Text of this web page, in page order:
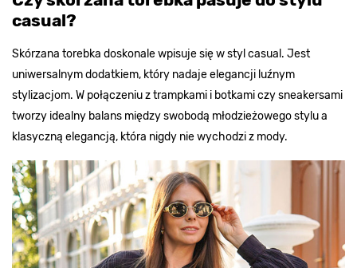
casual?
Skórzana torebka doskonale wpisuje się w styl casual. Jest
uniwersalnym dodatkiem, który nadaje elegancji luźnym
stylizacjom. W połączeniu z trampkami i botkami czy sneakersami
tworzy idealny balans między swobodą młodzieżowego stylu a
klasyczną elegancją, która nigdy nie wychodzi z mody.